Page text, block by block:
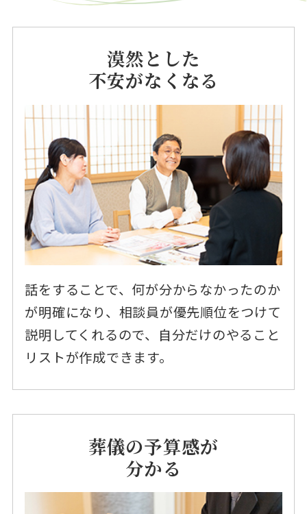
漠然とした
不安がなくなる
話をすることで、何が分からなかったのか
が明確になり、相談員が優先順位をつけて
説明してくれるので、自分だけのやること
リストが作成できます。
葬儀の予算感が
分かる